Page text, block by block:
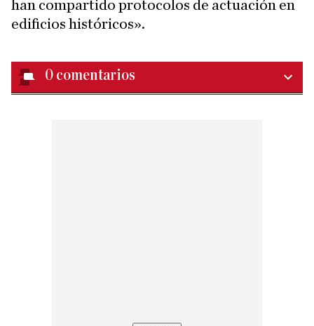
han compartido protocolos de actuación en
edificios históricos».
0 comentarios